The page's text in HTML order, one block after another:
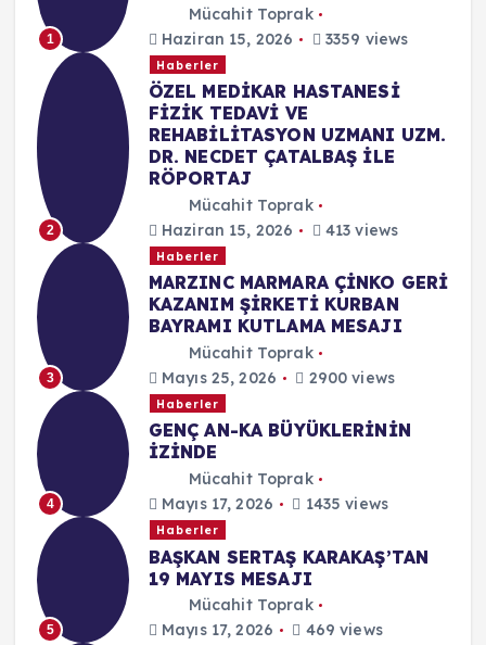
1
Mücahit Toprak
Haziran 15, 2026
3359 views
2
Haberler
ÖZEL MEDİKAR HASTANESİ
FİZİK TEDAVİ VE
REHABİLİTASYON UZMANI UZM.
DR. NECDET ÇATALBAŞ İLE
RÖPORTAJ
Mücahit Toprak
Haziran 15, 2026
413 views
3
Haberler
MARZINC MARMARA ÇİNKO GERİ
KAZANIM ŞİRKETİ KURBAN
BAYRAMI KUTLAMA MESAJI
Mücahit Toprak
Mayıs 25, 2026
2900 views
4
Haberler
GENÇ AN-KA BÜYÜKLERİNİN
İZİNDE
Mücahit Toprak
Mayıs 17, 2026
1435 views
5
Haberler
BAŞKAN SERTAŞ KARAKAŞ’TAN
19 MAYIS MESAJI
Mücahit Toprak
Mayıs 17, 2026
469 views